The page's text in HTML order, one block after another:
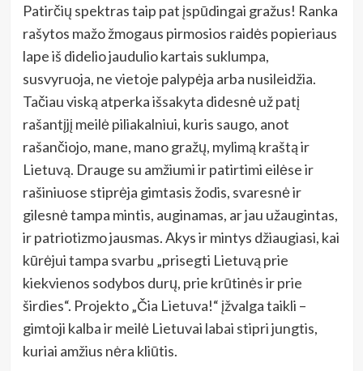
Patirčių spektras taip pat įspūdingai gražus! Ranka
rašytos mažo žmogaus pirmosios raidės popieriaus
lape iš didelio jaudulio kartais suklumpa,
susvyruoja, ne vietoje palypėja arba nusileidžia.
Tačiau viską atperka išsakyta didesnė už patį
rašantįjį meilė piliakalniui, kuris saugo, anot
rašančiojo, mane, mano gražų, mylimą kraštą ir
Lietuvą. Drauge su amžiumi ir patirtimi eilėse ir
rašiniuose stiprėja gimtasis žodis, svaresnė ir
gilesnė tampa mintis, auginamas, ar jau užaugintas,
ir patriotizmo jausmas. Akys ir mintys džiaugiasi, kai
kūrėjui tampa svarbu „prisegti Lietuvą prie
kiekvienos sodybos durų, prie krūtinės ir prie
širdies“. Projekto „Čia Lietuva!“ įžvalga taikli –
gimtoji kalba ir meilė Lietuvai labai stipri jungtis,
kuriai amžius nėra kliūtis.